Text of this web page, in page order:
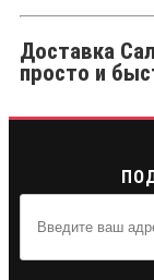
Доставка
просто и